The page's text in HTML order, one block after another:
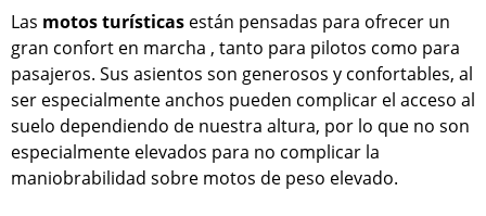
Las motos turísticas están pensadas para ofrecer un
gran confort en marcha , tanto para pilotos como para
pasajeros. Sus asientos son generosos y confortables, al
ser especialmente anchos pueden complicar el acceso al
suelo dependiendo de nuestra altura, por lo que no son
especialmente elevados para no complicar la
maniobrabilidad sobre motos de peso elevado.